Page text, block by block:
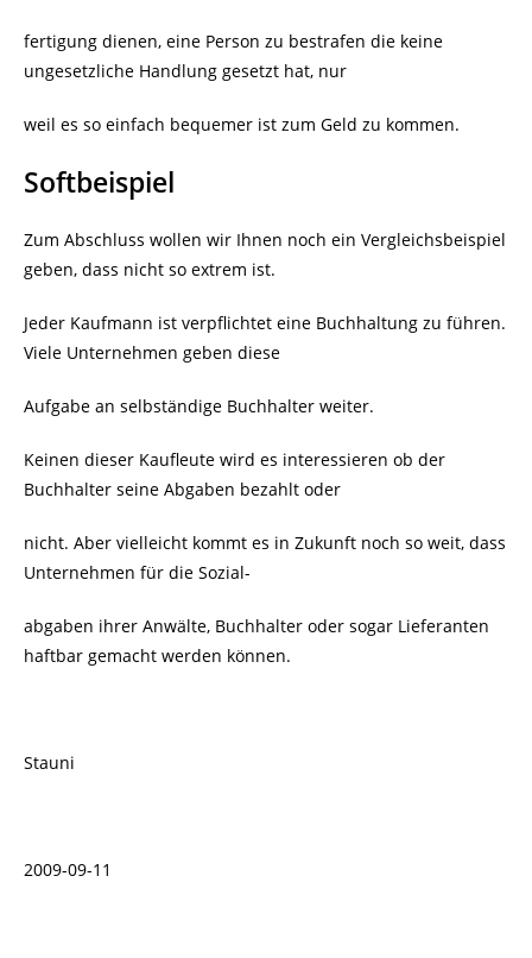
fertigung dienen, eine Person zu bestrafen die keine
ungesetzliche Handlung gesetzt hat, nur
weil es so einfach bequemer ist zum Geld zu kommen.
Softbeispiel
Zum Abschluss wollen wir Ihnen noch ein Vergleichsbeispiel
geben, dass nicht so extrem ist.
Jeder Kaufmann ist verpflichtet eine Buchhaltung zu führen.
Viele Unternehmen geben diese
Aufgabe an selbständige Buchhalter weiter.
Keinen dieser Kaufleute wird es interessieren ob der
Buchhalter seine Abgaben bezahlt oder
nicht. Aber vielleicht kommt es in Zukunft noch so weit, dass
Unternehmen für die Sozial-
abgaben ihrer Anwälte, Buchhalter oder sogar Lieferanten
haftbar gemacht werden können.
Stauni
2009-09-11